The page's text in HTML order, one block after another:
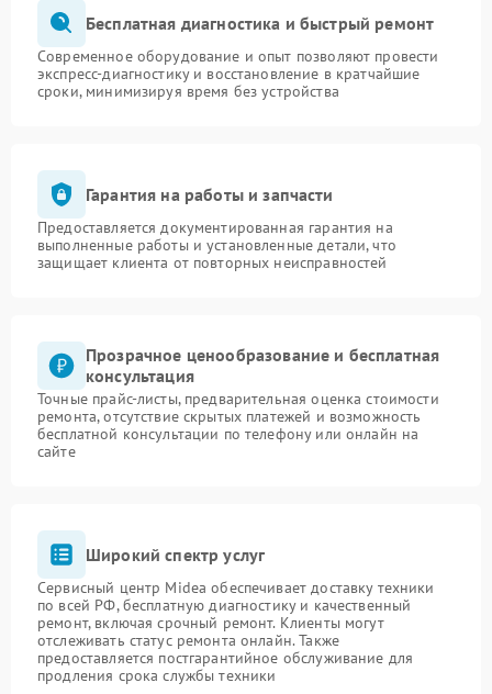
Бесплатная диагностика и быстрый ремонт
Современное оборудование и опыт позволяют провести
экспресс-диагностику и восстановление в кратчайшие
сроки, минимизируя время без устройства
Гарантия на работы и запчасти
Предоставляется документированная гарантия на
выполненные работы и установленные детали, что
защищает клиента от повторных неисправностей
Прозрачное ценообразование и бесплатная
консультация
Точные прайс-листы, предварительная оценка стоимости
ремонта, отсутствие скрытых платежей и возможность
бесплатной консультации по телефону или онлайн на
сайте
Широкий спектр услуг
Сервисный центр Midea обеспечивает доставку техники
по всей РФ, бесплатную диагностику и качественный
ремонт, включая срочный ремонт. Клиенты могут
отслеживать статус ремонта онлайн. Также
предоставляется постгарантийное обслуживание для
продления срока службы техники